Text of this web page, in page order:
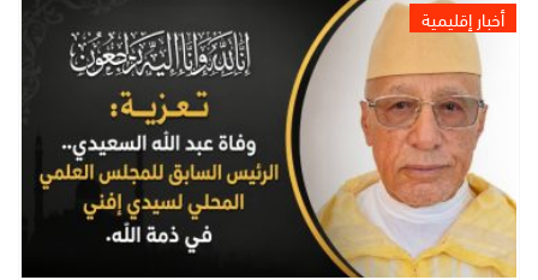
أخبار إقليمية